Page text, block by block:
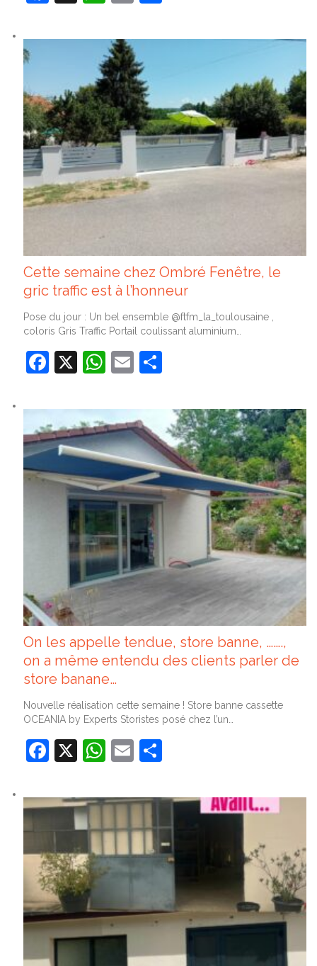
Cette semaine chez Ombré Fenêtre, le
gric traffic est à l’honneur
Pose du jour : Un bel ensemble @ftfm_la_toulousaine ,
coloris Gris Traffic Portail coulissant aluminium…
Facebook
X WhatsApp
Email
On les appelle tendue, store banne, …….,
on a même entendu des clients parler de
store banane…
Nouvelle réalisation cette semaine ! Store banne cassette
OCEANIA by Experts Storistes posé chez l’un…
Facebook
X WhatsApp
Email